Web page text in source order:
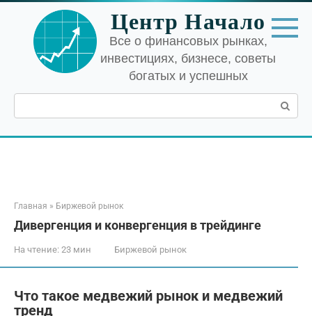
Перейти
контенту
Центр Начало
Все о финансовых рынках,
инвестициях, бизнесе, советы
богатых и успешных
Поиск:
Главная » Биржевой рынок
Дивергенция и конвергенция в трейдинге
На чтение: 23 мин Биржевой рынок
Что такое медвежий рынок и медвежий
тренд